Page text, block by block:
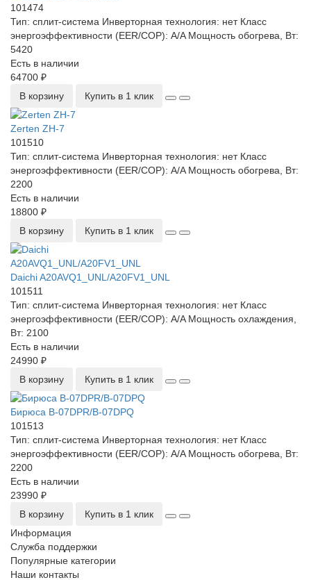
101474
Тип: сплит-система Инверторная технология: нетКласс
энергоэффективности (EER/COP): A/AМощность обогрева, Вт:
5420
Есть в наличии
64700 ₽
В корзину
Купить в 1 клик
Zerten ZH-7
101510
Тип: сплит-система Инверторная технология: нетКласс
энергоэффективности (EER/COP): A/AМощность обогрева, Вт:
2200
Есть в наличии
18800 ₽
В корзину
Купить в 1 клик
Daichi A20AVQ1_UNL/A20FV1_UNL
101511
Тип: сплит-система Инверторная технология: нетКласс
энергоэффективности (EER/COP): A/AМощность охлаждения,
Вт: 2100
Есть в наличии
24990 ₽
В корзину
Купить в 1 клик
Бирюса B-07DPR/B-07DPQ
101513
Тип: сплит-система Инверторная технология: нетКласс
энергоэффективности (EER/COP): A/AМощность обогрева, Вт:
2200
Есть в наличии
23990 ₽
В корзину
Купить в 1 клик
Информация
Служба поддержки
Популярные категории
Наши контакты